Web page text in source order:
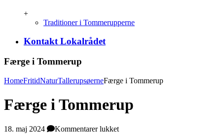
+
Traditioner i Tommerupperne
Kontakt Lokalrådet
Færge i Tommerup
HomeFritidNaturTallerupsøerneFærge i Tommerup
Færge i Tommerup
18. maj 2024 Kommentarer lukkettil